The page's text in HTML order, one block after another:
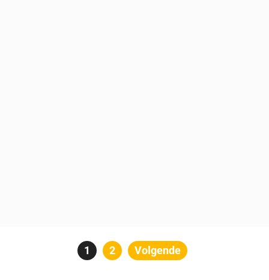
Berichten
Pagina
1 Pagina
2 Volgende